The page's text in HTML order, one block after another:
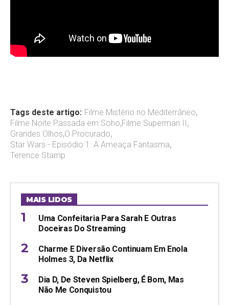
Tags deste artigo: Filme Mistério no Mediterrâneo,
Filme Noite Passada em Soho,Filme Superman II,
Grandes Olhos,O Procurado,
Star Wars - Episódio 1: A Ameaça Fantasma,
Terence Stamp
MAIS LIDOS
Uma Confeitaria Para Sarah E Outras
Doceiras Do Streaming
Charme E Diversão Continuam Em Enola
Holmes 3, Da Netflix
Dia D, De Steven Spielberg, É Bom, Mas
Não Me Conquistou